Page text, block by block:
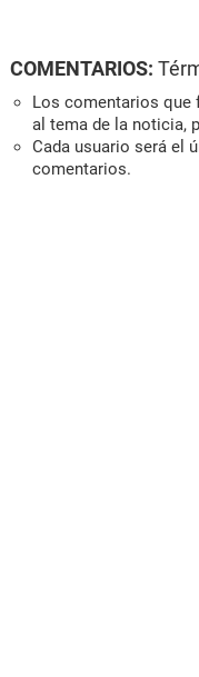
COMENTARIOS:
Los comentarios que
al tema de la noticia,
Cada usuario será el
comentarios.